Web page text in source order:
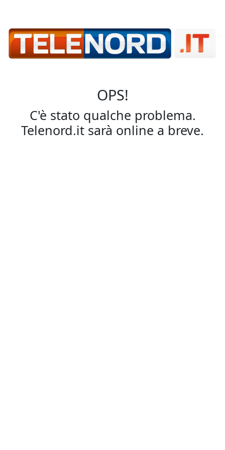
OPS!
C'è stato qualche problema.
Telenord.it sarà online a breve.